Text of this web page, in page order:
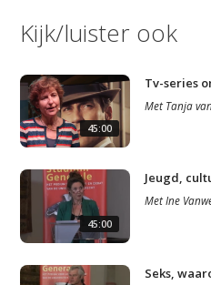
Kijk/luister ook
45:00
Tv-series
MetTanja
45:00
Jeugd,
MetIne
Seks,